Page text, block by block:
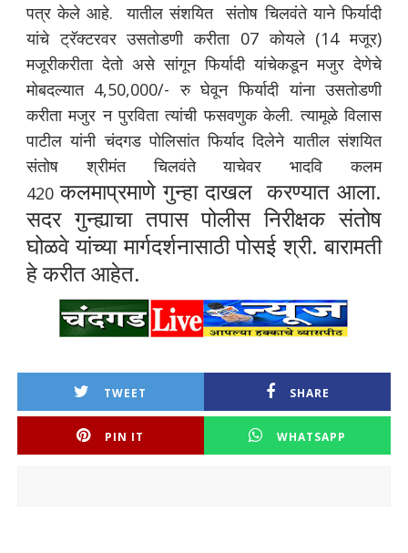
पत्र केले आहे. यातील संशयित संतोष चिलवंते याने फिर्यादी
यांचे ट्रॅक्टरवर उसतोडणी करीता 07 कोयले (14 मजूर)
मजूरीकरीता देतो असे सांगून फिर्यादी यांचेकडून मजुर देणेचे
मोबदल्यात 4,50,000/- रु घेवून फिर्यादी यांना उसतोडणी
करीता मजुर न पुरविता त्यांची फसवणुक केली. त्यामूळे विलास
पाटील यांनी चंदगड पोलिसांत फिर्याद दिलेने यातील संशयित
संतोष श्रीमंत चिलवंते याचेवर भादवि कलम
420कलमाप्रमाणे गुन्हा दाखल करण्यात आला.
सदर गुन्ह्याचा तपास पोलीस निरीक्षक संतोष
घोळवे यांच्या मार्गदर्शनासाठी पोसई श्री. बारामती
हे करीत आहेत.
TWEET SHARE
PIN IT WHATSAPP